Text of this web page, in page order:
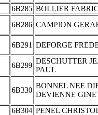
6B285 BOLLIER
6B286 CAMPION
6B291 DEFORGE
6B299
DESCHUTTER
PAUL
6B330
BONNEL NEE
DEVIENNE
6B304 PENEL